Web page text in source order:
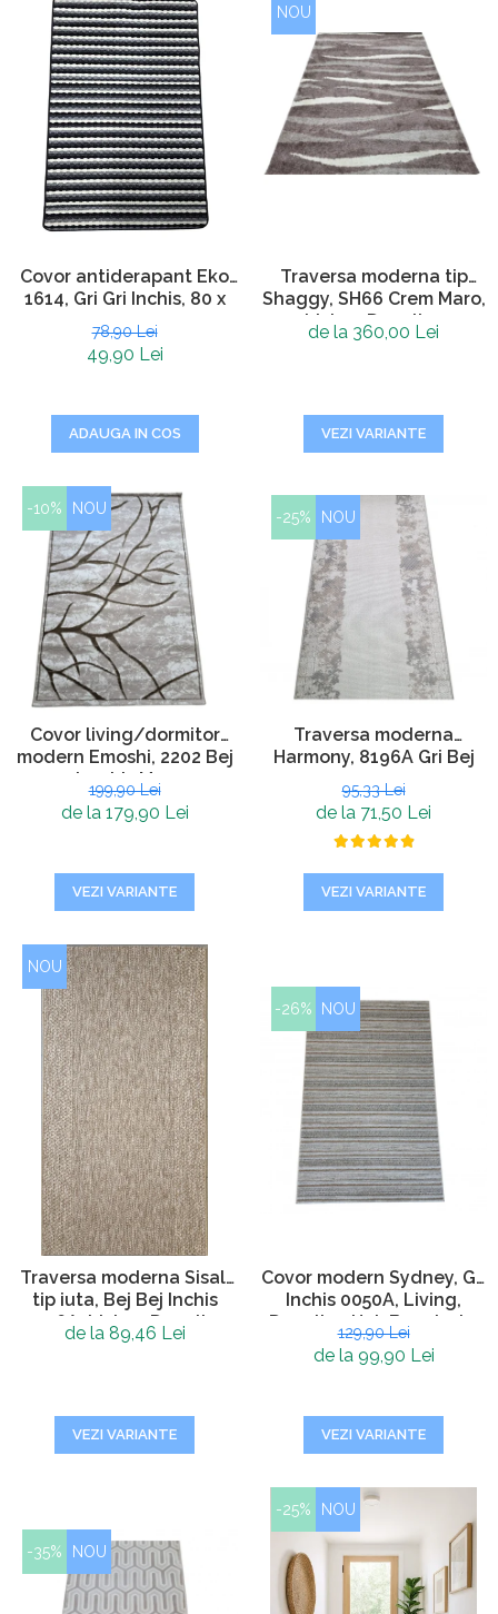
Covor antiderapant Eko
1614, Gri Gri Inchis, 80 x
120 cm
78,90 Lei
49,90 Lei
ADAUGA IN COS
NOU
Traversa moderna tip
Shaggy, SH66 Crem Maro,
Living, Dormitor
de la 360,00 Lei
VEZI VARIANTE
-10% NOU
Covor living/dormitor
modern Emoshi, 2202 Bej
deschis Maro
199,90 Lei
de la 179,90 Lei
VEZI VARIANTE
-25% NOU
Traversa moderna
Harmony, 8196A Gri Bej
95,33 Lei
de la 71,50 Lei
VEZI VARIANTE
NOU
Traversa moderna Sisal,
tip iuta, Bej Bej Inchis
0006A, Living, Dormitor,
Hol, Bucatarie, 60 x 150
de la 89,46 Lei
VEZI VARIANTE
-26% NOU
Covor modern Sydney, Gri
Inchis 0050A, Living,
Dormitor, Hol, Bucatarie,
200 x 290 cm
129,90 Lei
de la 99,90 Lei
VEZI VARIANTE
-35% NOU
-25% NOU